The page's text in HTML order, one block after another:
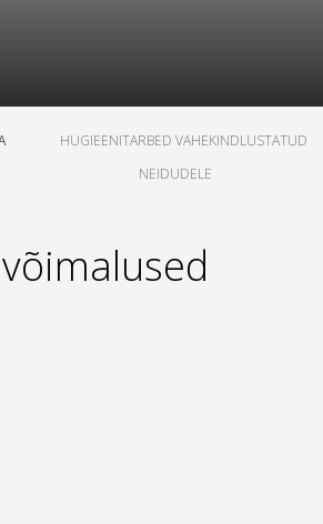
HUGIEENITARBED VAHEKINDLUSTATUD
NEIDUDELE